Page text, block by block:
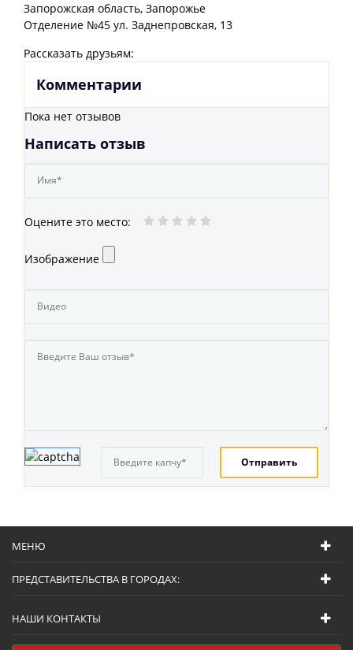
Запорожская область, Запорожье
Отделение №45 ул. Заднепровская, 13
Рассказать друзьям:
Комментарии
Пока нет отзывов
Написать отзыв
Оцените это место:
Изображение
МЕНЮ
ПРЕДСТАВИТЕЛЬСТВА В ГОРОДАХ:
НАШИ КОНТАКТЫ